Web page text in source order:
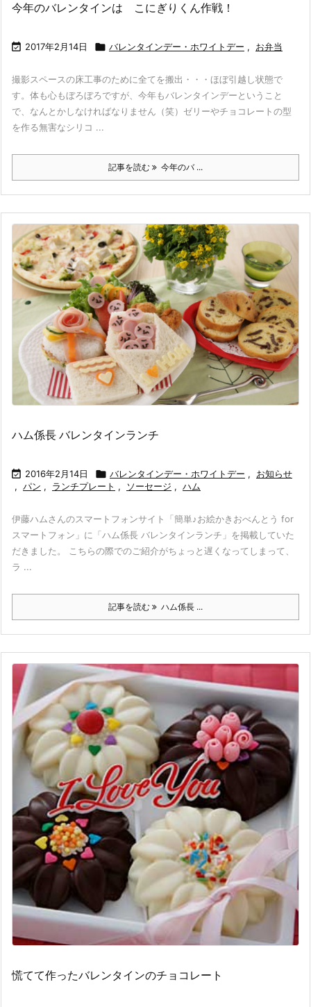
今年のバレンタインは こにぎりくん作戦！
 2017年2月14日  バレンタインデー・ホワイトデー , お弁当
撮影スペースの床工事のために全てを搬出・・・ほぼ引越し状態で
す。体も心もぼろぼろですが、今年もバレンタインデーということ
で、なんとかしなければなりません（笑）ゼリーやチョコレートの型
を作る無害なシリコ ...
記事を読む 今年のバ ...
ハム係長 バレンタインランチ
 2016年2月14日  バレンタインデー・ホワイトデー ,
お知らせ
, パン , ランチプレート , ソーセージ , ハム
伊藤ハムさんのスマートフォンサイト「簡単♪お絵かきおべんとう for
スマートフォン」に「ハム係長 バレンタインランチ」を掲載していた
だきました。 こちらの際でのご紹介がちょっと遅くなってしまって、
ラ ...
記事を読む ハム係長 ...
慌てて作ったバレンタインのチョコレート